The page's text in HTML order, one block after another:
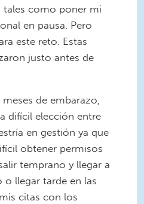
tales como poner mi
en pausa. Pero
este reto. Estas
justo antes de
de embarazo,
difícil elección entre
en gestión ya que
obtener permisos
temprano y llegar a
o llegar tarde en las
citas con los